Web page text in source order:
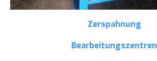
Zerspahnung
Bearbeitungszentren